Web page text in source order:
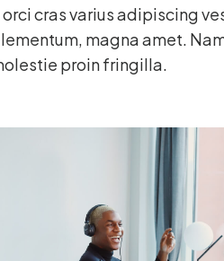
cras varius adipiscing
magna amet.
proin fringilla.